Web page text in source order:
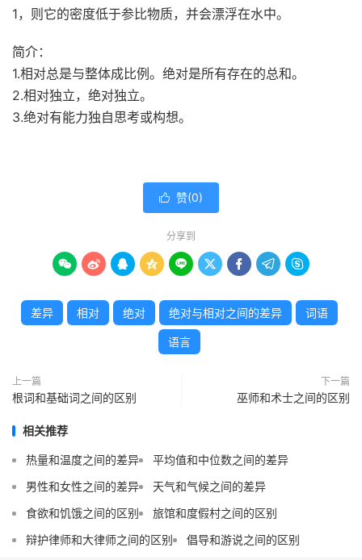
1，则它的密度低于参比物质，并会漂浮在水中。
简介：
1.相对总是与整体成比例。绝对是所有存在的总和。
2.相对独立，绝对独立。
3.绝对有能力独自思考或构想。
 赞(0)
分享到
        
差异 相对 绝对 绝对与相对之间的差异 词语
语言
上一篇
根词和基础词之间的区别
下一篇
巫师和术士之间的区别
相关推荐
热量和温度之间的差异
平均值和中位数之间的差异
男性和女性之间的差异
天气和气候之间的差异
食欲和饥饿之间的区别
旅馆和度假村之间的区别
辩护律师和大律师之间的区别
倡导和游说之间的区别